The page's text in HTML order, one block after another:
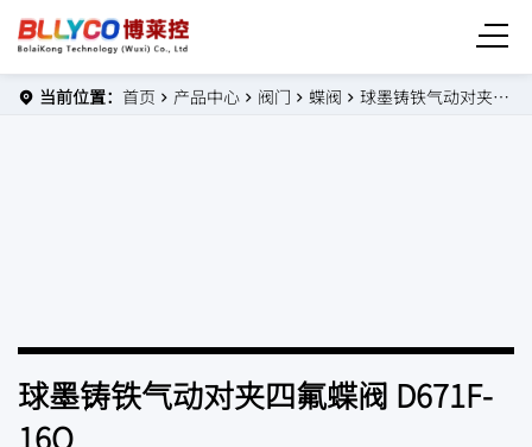
当前位置： 首页 产品中心 阀门 蝶阀 球墨铸铁气动对夹四氟蝶阀 D671F-16Q
球墨铸铁气动对夹四氟蝶阀 D671F-
16Q